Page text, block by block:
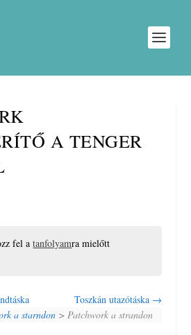
A TENGER
fel atanfolyamra mielőtt
Toszkán utazótáska
a starndon > Patchwork a strandon